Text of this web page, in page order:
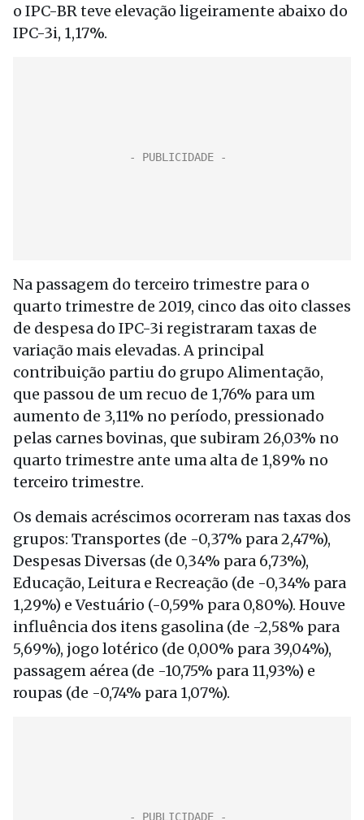
o IPC-BR teve elevação ligeiramente abaixo do
IPC-3i, 1,17%.
Na passagem do terceiro trimestre para o
quarto trimestre de 2019, cinco das oito classes
de despesa do IPC-3i registraram taxas de
variação mais elevadas. A principal
contribuição partiu do grupo Alimentação,
que passou de um recuo de 1,76% para um
aumento de 3,11% no período, pressionado
pelas carnes bovinas, que subiram 26,03% no
quarto trimestre ante uma alta de 1,89% no
terceiro trimestre.
Os demais acréscimos ocorreram nas taxas dos
grupos: Transportes (de -0,37% para 2,47%),
Despesas Diversas (de 0,34% para 6,73%),
Educação, Leitura e Recreação (de -0,34% para
1,29%) e Vestuário (-0,59% para 0,80%). Houve
influência dos itens gasolina (de -2,58% para
5,69%), jogo lotérico (de 0,00% para 39,04%),
passagem aérea (de -10,75% para 11,93%) e
roupas (de -0,74% para 1,07%).